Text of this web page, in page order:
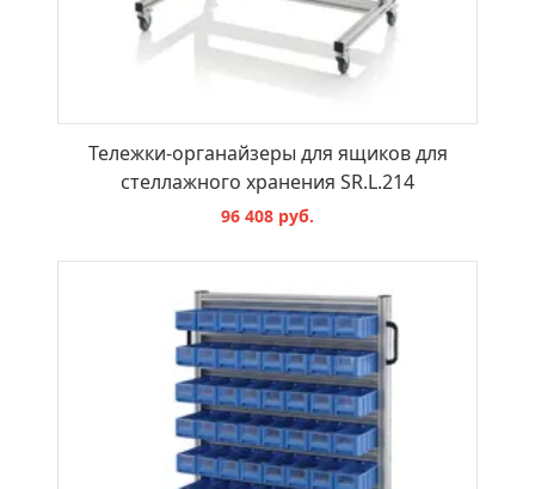
Тележки-органайзеры для ящиков для
стеллажного хранения SR.L.214
96 408 руб.